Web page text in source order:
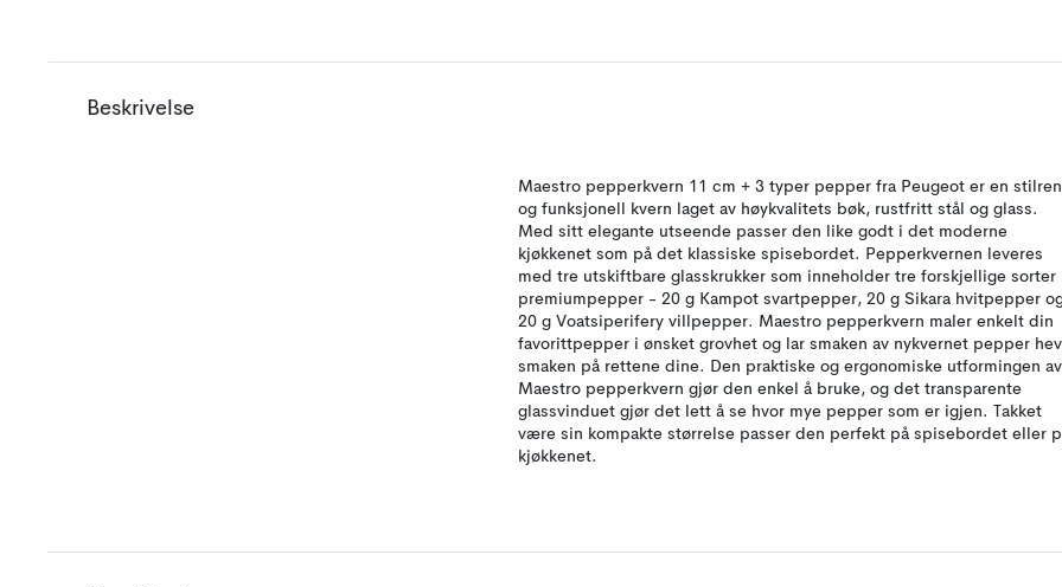
Beskrivelse
Maestro pepperkvern 11 cm + 3 typer pepper fra Peugeot er en stilren
og funksjonell kvern laget av høykvalitets bøk, rustfritt stål og glass.
Med sitt elegante utseende passer den like godt i det moderne
kjøkkenet som på det klassiske spisebordet. Pepperkvernen leveres
med tre utskiftbare glasskrukker som inneholder tre forskjellige sorter
premiumpepper - 20 g Kampot svartpepper, 20 g Sikara hvitpepper
20 g Voatsiperifery villpepper. Maestro pepperkvern maler enkelt din
favorittpepper i ønsket grovhet og lar smaken av nykvernet pepper
smaken på rettene dine. Den praktiske og ergonomiske utformingen av
Maestro pepperkvern gjør den enkel å bruke, og det transparente
glassvinduet gjør det lett å se hvor mye pepper som er igjen. Takket
være sin kompakte størrelse passer den perfekt på spisebordet eller
kjøkkenet.